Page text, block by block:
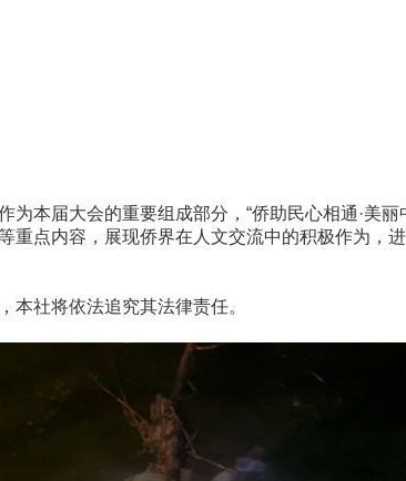
届大会的重要组成部分，“侨助民心相通·美丽
点内容，展现侨界在人文交流中的积极作为，
本社将依法追究其法律责任。